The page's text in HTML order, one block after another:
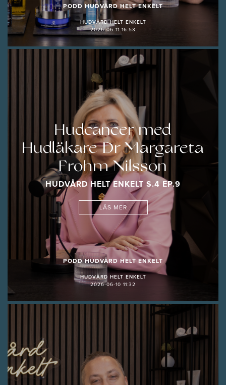
PODD HUDVÅRD HELT ENKELT
HUDVÅRD HELT ENKELT
2026-06-11 16:53
Hudcancer med
Hudläkare Dr Margareta
Frohm Nilsson
HUDVÅRD HELT ENKELT S.4 EP.9
LÄS MER
PODD HUDVÅRD HELT ENKELT
HUDVÅRD HELT ENKELT
2026-06-10 11:32